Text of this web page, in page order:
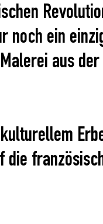
noch ein
aus der
die